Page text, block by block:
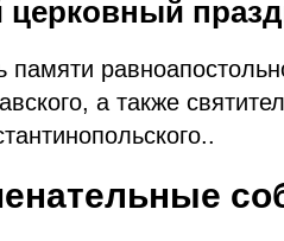
церковный
памяти
а также